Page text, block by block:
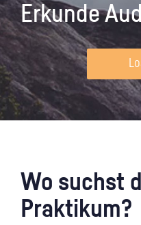
Erkunde
Wo suchst
Praktikum?